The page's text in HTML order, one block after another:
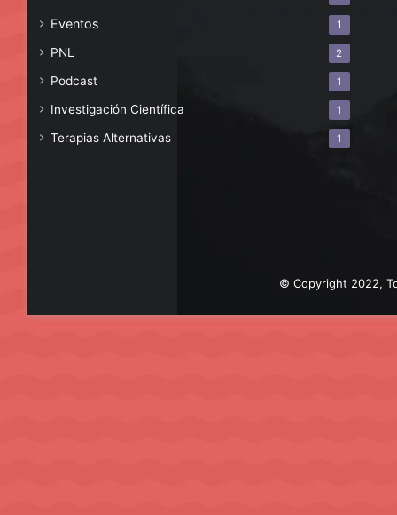
Eventos 1
PNL 2
Podcast 1
Investigación Científica 1
Terapias Alternativas 1
© Copyright 2022,